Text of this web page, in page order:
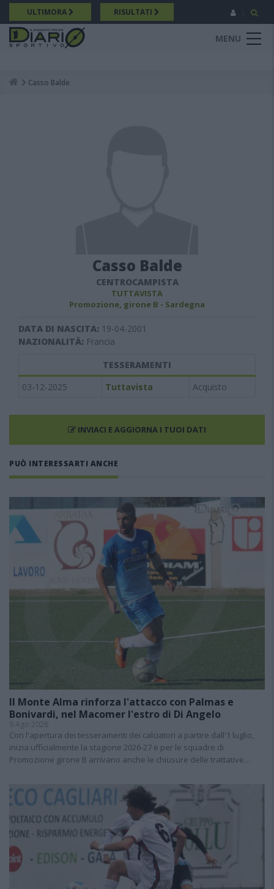
Salta
al
contenuto
principale
ULTIMORA RISULTATI
MENU
Breadcrumb
Casso Balde
Casso Balde
CENTROCAMPISTA
TUTTAVISTA
Promozione, girone B - Sardegna
DATA DI NASCITA: 19-04-2001
NAZIONALITÀ: Francia
TESSERAMENTI
03-12-2025
Tuttavista Acquisto
INVIACI E AGGIORNA I TUOI DATI
PUÒ INTERESSARTI ANCHE
Il Monte Alma rinforza l'attacco con Palmas e
Bonivardi, nel Macomer l'estro di Di Angelo
9 Ago 2026
Con l'apertura dei tesseramenti dei calciatori a partire dall'1 luglio,
inizia ufficialmente la stagione 2026-27 e per le squadre di
Promozione girone B arrivano anche le chiusure delle trattative…